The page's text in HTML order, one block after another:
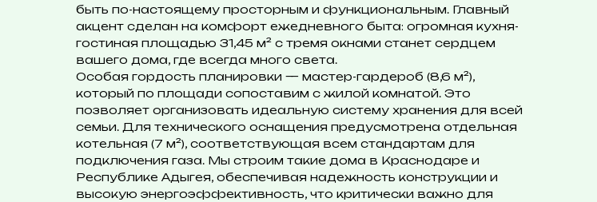
быть по-настоящему просторным и функциональным. Главный
акцент сделан на комфорт ежедневного быта: огромная кухня-
гостиная площадью 31,45 м² с тремя окнами станет сердцем
вашего дома, где всегда много света.
Особая гордость планировки — мастер-гардероб (8,6 м²),
который по площади сопоставим с жилой комнатой. Это
позволяет организовать идеальную систему хранения для всей
семьи. Для технического оснащения предусмотрена отдельная
котельная (7 м²), соответствующая всем стандартам для
подключения газа. Мы строим такие дома в Краснодаре и
Республике Адыгея, обеспечивая надежность конструкции и
высокую энергоэффективность, что критически важно для